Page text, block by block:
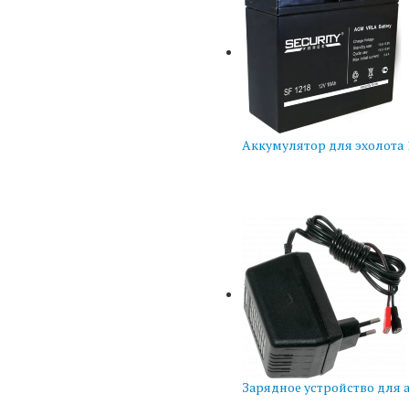
Аккумулятор для эхолота
Зарядное устройство для